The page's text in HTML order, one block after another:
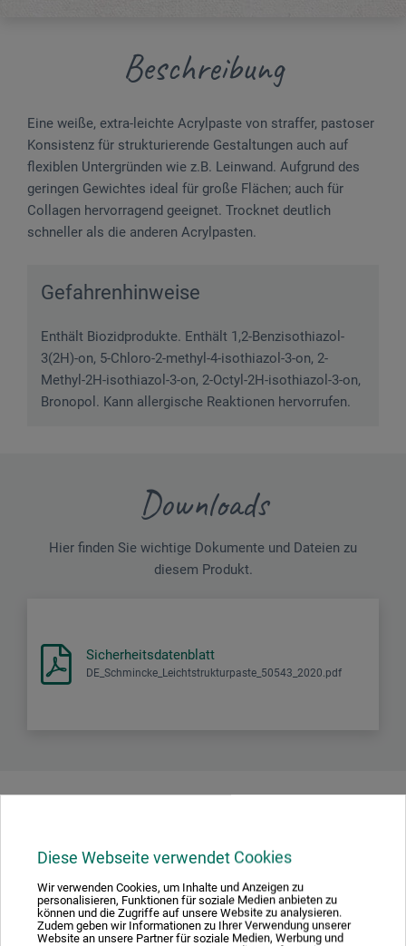
Diese Webseite verwendet Cookies
Wir verwenden Cookies, um Inhalte und Anzeigen zu
personalisieren, Funktionen für soziale Medien anbieten zu
können und die Zugriffe auf unsere Website zu analysieren.
Zudem geben wir Informationen zu Ihrer Verwendung unserer
Website an unsere Partner für soziale Medien, Werbung und
Beschreibung
Eine weiße, extra-leichte Acrylpaste von straffer, pastoser
Konsistenz für strukturierende Gestaltungen auch auf
flexiblen Untergründen wie z.B. Leinwand. Aufgrund des
geringen Gewichtes ideal für große Flächen; auch für
Collagen hervorragend geeignet. Trocknet deutlich
schneller als die anderen Acrylpasten.
Gefahrenhinweise
Enthält Biozidprodukte. Enthält 1,2-Benzisothiazol-
3(2H)-on, 5-Chloro-2-methyl-4-isothiazol-3-on, 2-
Methyl-2H-isothiazol-3-on, 2-Octyl-2H-isothiazol-3-on,
Bronopol. Kann allergische Reaktionen hervorrufen.
Downloads
Hier finden Sie wichtige Dokumente und Dateien zu
diesem Produkt.
Sicherheitsdatenblatt
DE_Schmincke_Leichtstrukturpaste_50543_2020.pdf
JETZT PRODUKT BEWERTEN